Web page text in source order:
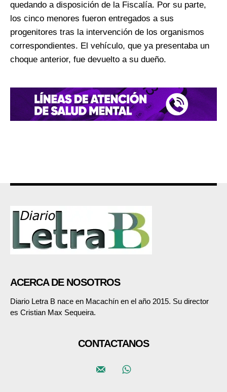
quedando a disposición de la Fiscalía. Por su parte,
los cinco menores fueron entregados a sus
progenitores tras la intervención de los organismos
correspondientes. El vehículo, que ya presentaba un
choque anterior, fue devuelto a su dueño.
ACERCA DE NOSOTROS
Diario Letra B nace en Macachín en el año 2015. Su director
es Cristian Max Sequeira.
CONTACTANOS